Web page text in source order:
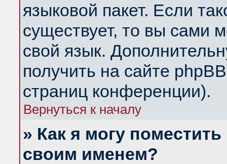
языковой пакет. Если
существует, то вы сами
свой язык.
получить на сайте
страниц конференции).
Вернуться к началу
» Как я могу
своим именем?